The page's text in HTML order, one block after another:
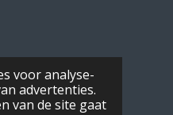
voor analyse-
advertenties.
van de site gaat